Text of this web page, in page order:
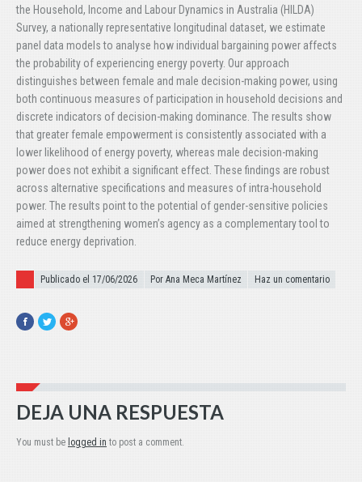
the Household, Income and Labour Dynamics in Australia (HILDA)
Survey, a nationally representative longitudinal dataset, we estimate
panel data models to analyse how individual bargaining power affects
the probability of experiencing energy poverty. Our approach
distinguishes between female and male decision-making power, using
both continuous measures of participation in household decisions and
discrete indicators of decision-making dominance. The results show
that greater female empowerment is consistently associated with a
lower likelihood of energy poverty, whereas male decision-making
power does not exhibit a significant effect. These findings are robust
across alternative specifications and measures of intra-household
power. The results point to the potential of gender-sensitive policies
aimed at strengthening women’s agency as a complementary tool to
reduce energy deprivation.
Publicado el
Publicado el 17/06/2026 Por Ana Meca Martínez Haz un comentario
Facebook
TwitterGoogle+
DEJA UNA RESPUESTA
You must be logged in to post a comment.